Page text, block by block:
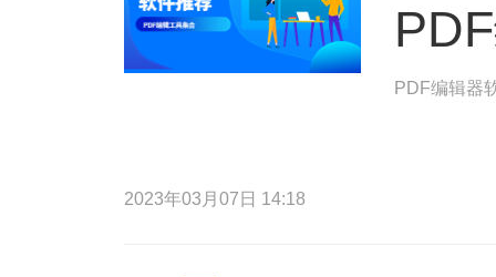
PDF编辑器
2023年03月07日 14:18